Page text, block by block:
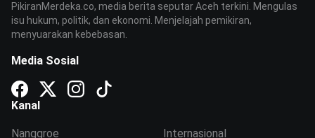
PikiranMerdeka.co, media berita seputar Aceh terkini. Mengulas
isu hukum, politik, dan ekonomi. Menjelajah pemikiran,
menyuarakan kebebasan.
Media Sosial
Kanal
Nanggroe Internasional